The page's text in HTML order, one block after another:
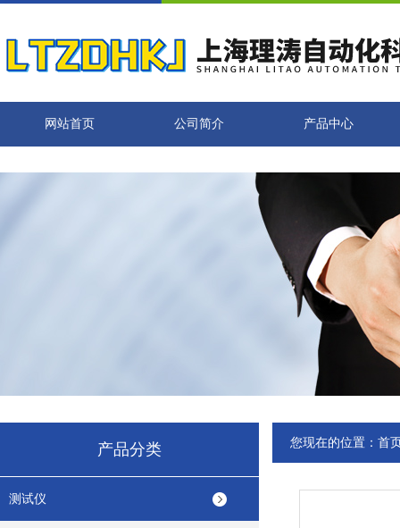
网站首页 公司简介 产品中心
产品分类
测试仪
您现在的位置： 首